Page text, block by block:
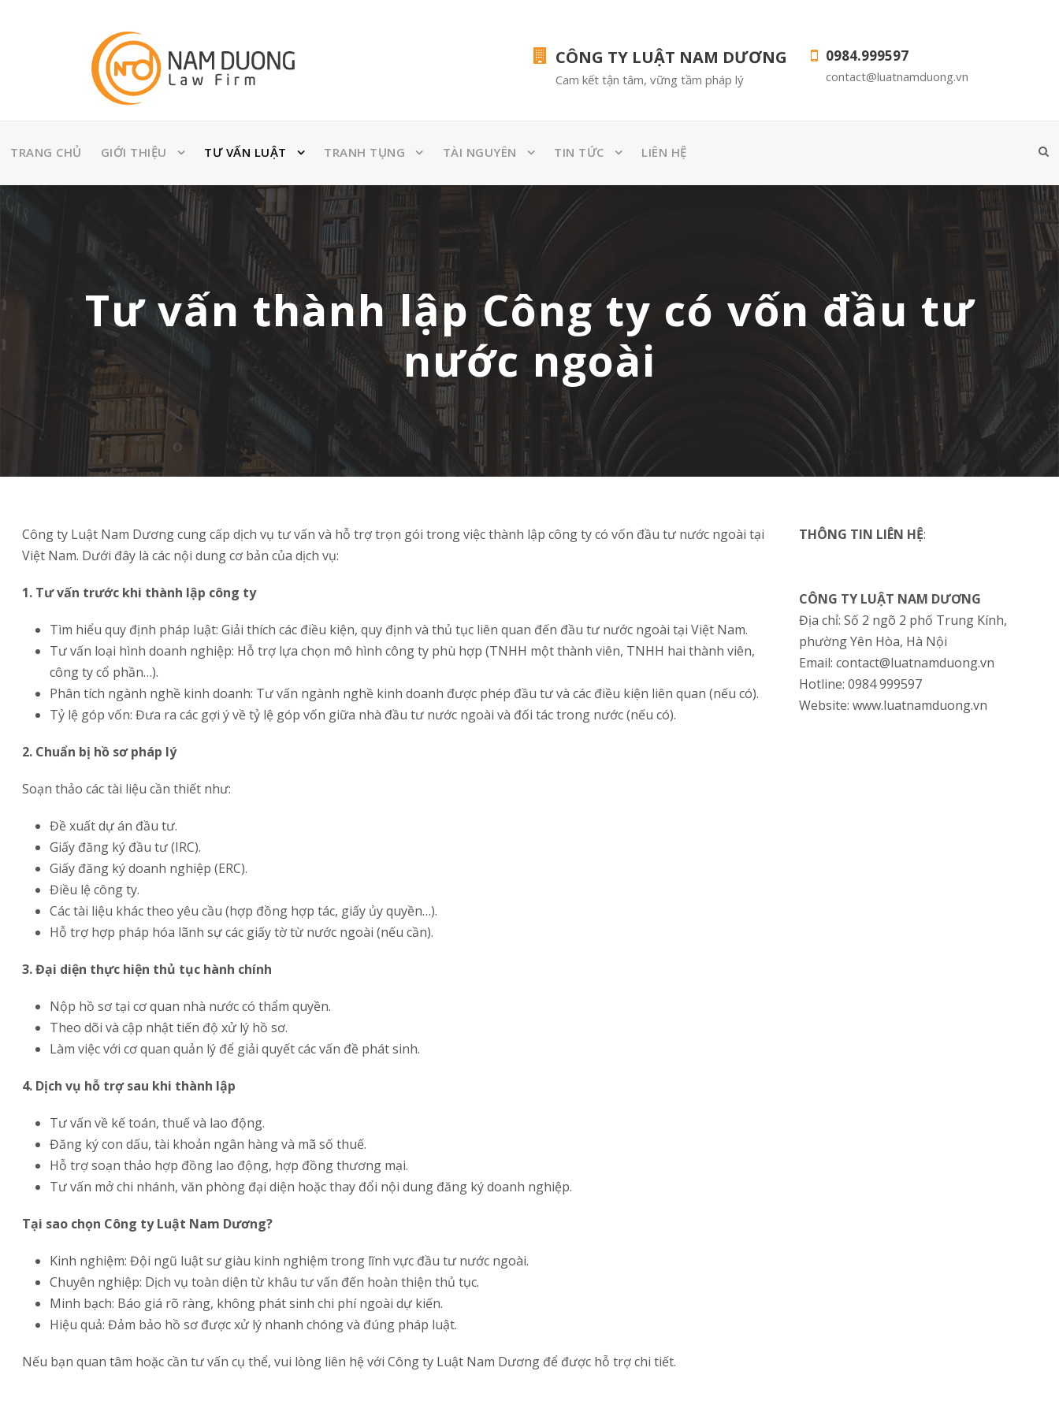
CÔNG TY LUẬT NAM DƯƠNG
Cam kết tận tâm, vững tầm pháp lý
0984.999597
contact@luatnamduong.vn
TRANG CHỦ GIỚI THIỆU TƯ VẤN LUẬT TRANH TỤNG TÀI NGUYÊN TIN TỨC LIÊN HỆ
Tư vấn thành lập Công ty có vốn đầu tư
nước ngoài
Công ty Luật Nam Dương cung cấp dịch vụ tư vấn và hỗ trợ trọn gói trong việc thành lập công ty có vốn đầu tư nước ngoài tại
Việt Nam. Dưới đây là các nội dung cơ bản của dịch vụ:
1. Tư vấn trước khi thành lập công ty
Tìm hiểu quy định pháp luật: Giải thích các điều kiện, quy định và thủ tục liên quan đến đầu tư nước ngoài tại Việt Nam.
Tư vấn loại hình doanh nghiệp: Hỗ trợ lựa chọn mô hình công ty phù hợp (TNHH một thành viên, TNHH hai thành viên,
công ty cổ phần…).
Phân tích ngành nghề kinh doanh: Tư vấn ngành nghề kinh doanh được phép đầu tư và các điều kiện liên quan (nếu có).
Tỷ lệ góp vốn: Đưa ra các gợi ý về tỷ lệ góp vốn giữa nhà đầu tư nước ngoài và đối tác trong nước (nếu có).
2. Chuẩn bị hồ sơ pháp lý
Soạn thảo các tài liệu cần thiết như:
Đề xuất dự án đầu tư.
Giấy đăng ký đầu tư (IRC).
Giấy đăng ký doanh nghiệp (ERC).
Điều lệ công ty.
Các tài liệu khác theo yêu cầu (hợp đồng hợp tác, giấy ủy quyền…).
Hỗ trợ hợp pháp hóa lãnh sự các giấy tờ từ nước ngoài (nếu cần).
3. Đại diện thực hiện thủ tục hành chính
Nộp hồ sơ tại cơ quan nhà nước có thẩm quyền.
Theo dõi và cập nhật tiến độ xử lý hồ sơ.
Làm việc với cơ quan quản lý để giải quyết các vấn đề phát sinh.
4. Dịch vụ hỗ trợ sau khi thành lập
Tư vấn về kế toán, thuế và lao động.
Đăng ký con dấu, tài khoản ngân hàng và mã số thuế.
Hỗ trợ soạn thảo hợp đồng lao động, hợp đồng thương mại.
Tư vấn mở chi nhánh, văn phòng đại diện hoặc thay đổi nội dung đăng ký doanh nghiệp.
Tại sao chọn Công ty Luật Nam Dương?
Kinh nghiệm: Đội ngũ luật sư giàu kinh nghiệm trong lĩnh vực đầu tư nước ngoài.
Chuyên nghiệp: Dịch vụ toàn diện từ khâu tư vấn đến hoàn thiện thủ tục.
Minh bạch: Báo giá rõ ràng, không phát sinh chi phí ngoài dự kiến.
Hiệu quả: Đảm bảo hồ sơ được xử lý nhanh chóng và đúng pháp luật.
Nếu bạn quan tâm hoặc cần tư vấn cụ thể, vui lòng liên hệ với Công ty Luật Nam Dương để được hỗ trợ chi tiết.
THÔNG TIN LIÊN HỆ:
CÔNG TY LUẬT NAM DƯƠNG
Địa chỉ: Số 2 ngõ 2 phố Trung Kính,
phường Yên Hòa, Hà Nội
Email: contact@luatnamduong.vn
Hotline: 0984 999597
Website: www.luatnamduong.vn